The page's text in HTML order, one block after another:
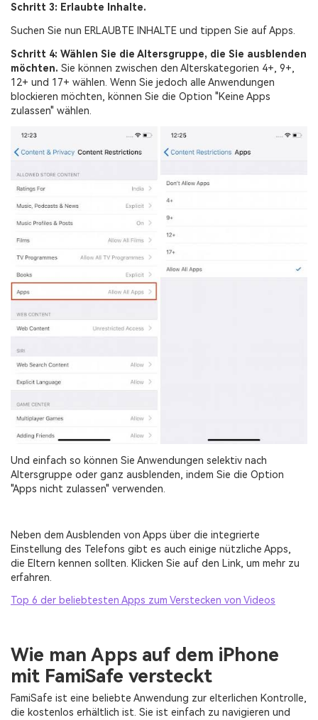
Schritt 3: Erlaubte Inhalte.
Suchen Sie nun ERLAUBTE INHALTE und tippen Sie auf Apps.
Schritt 4: Wählen Sie die Altersgruppe, die Sie ausblenden
möchten. Sie können zwischen den Alterskategorien 4+, 9+,
12+ und 17+ wählen. Wenn Sie jedoch alle Anwendungen
blockieren möchten, können Sie die Option "Keine Apps
zulassen" wählen.
Und einfach so können Sie Anwendungen selektiv nach
Altersgruppe oder ganz ausblenden, indem Sie die Option
"Apps nicht zulassen" verwenden.
Neben dem Ausblenden von Apps über die integrierte
Einstellung des Telefons gibt es auch einige nützliche Apps,
die Eltern kennen sollten. Klicken Sie auf den Link, um mehr zu
erfahren.
Top 6 der beliebtesten Apps zum Verstecken von Videos
Wie man Apps auf dem iPhone
mit FamiSafe versteckt
FamiSafe ist eine beliebte Anwendung zur elterlichen Kontrolle,
die kostenlos erhältlich ist. Sie ist einfach zu navigieren und